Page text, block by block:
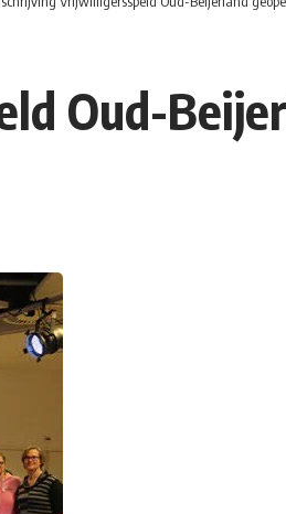
Oud-